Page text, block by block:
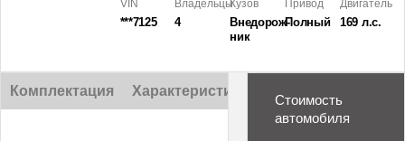
VIN
***7125
Владельцы
4
Кузов
Внедорож­
ник
Привод
Полный
Двигатель
169 л.с.
Комплектация Характеристики
Стоимость
автомобиля